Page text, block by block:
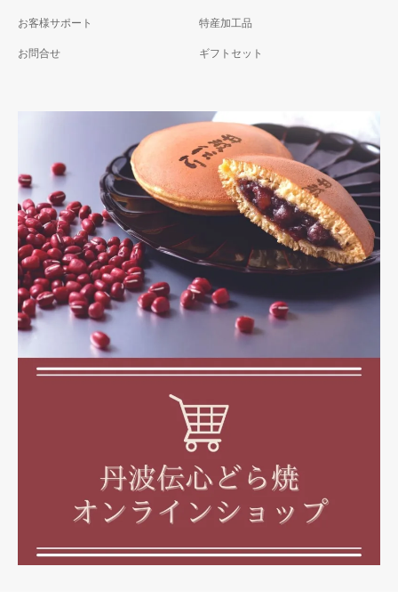
お客様サポート
お問合せ
特産加工品
ギフトセット